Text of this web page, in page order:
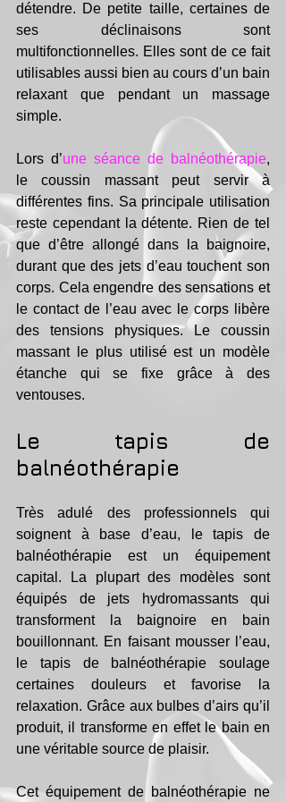
détendre. De petite taille, certaines de
ses déclinaisons sont
multifonctionnelles. Elles sont de ce fait
utilisables aussi bien au cours d’un bain
relaxant que pendant un massage
simple.
Lors d’une séance de balnéothérapie,
le coussin massant peut servir à
différentes fins. Sa principale utilisation
reste cependant la détente. Rien de tel
que d’être allongé dans la baignoire,
durant que des jets d’eau touchent son
corps. Cela engendre des sensations et
le contact de l’eau avec le corps libère
des tensions physiques. Le coussin
massant le plus utilisé est un modèle
étanche qui se fixe grâce à des
ventouses.
Le tapis de
balnéothérapie
Très adulé des professionnels qui
soignent à base d’eau, le tapis de
balnéothérapie est un équipement
capital. La plupart des modèles sont
équipés de jets hydromassants qui
transforment la baignoire en bain
bouillonnant. En faisant mousser l’eau,
le tapis de balnéothérapie soulage
certaines douleurs et favorise la
relaxation. Grâce aux bulbes d’airs qu’il
produit, il transforme en effet le bain en
une véritable source de plaisir.
Cet équipement de balnéothérapie ne